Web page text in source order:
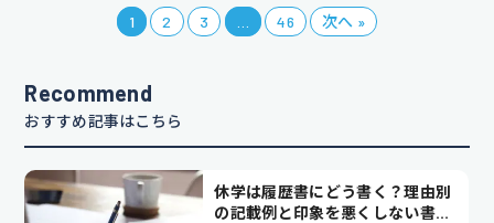
1 2 3 46 次へ »
Recommend
おすすめ記事はこちら
休学は履歴書にどう書く？理由別
の記載例と印象を悪くしない書き